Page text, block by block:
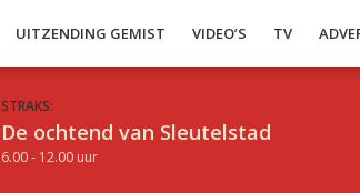
UITZENDING GEMIST VIDEO’S TV
STRAKS:
De ochtend van Sleutelstad
6.00 - 12.00 uur